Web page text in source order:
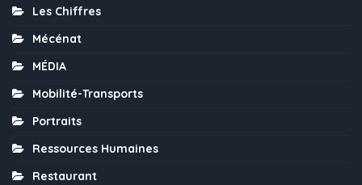
Les Chiffres
Mécénat
MÉDIA
Mobilité-Transports
Portraits
Ressources Humaines
Restaurant